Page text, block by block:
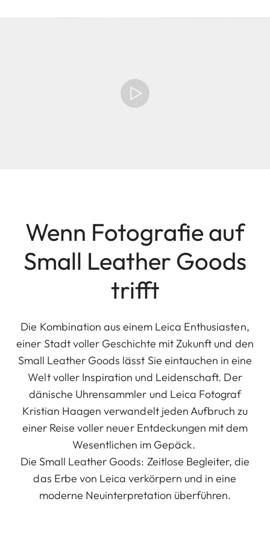
Wenn Fotografie auf
Small Leather Goods
trifft
Die Kombination aus einem Leica Enthusiasten,
einer Stadt voller Geschichte mit Zukunft und den
Small Leather Goods lässt Sie eintauchen in eine
Welt voller Inspiration und Leidenschaft. Der
dänische Uhrensammler und Leica Fotograf
Kristian Haagen verwandelt jeden Aufbruch zu
einer Reise voller neuer Entdeckungen mit dem
Wesentlichen im Gepäck.
Die Small Leather Goods: Zeitlose Begleiter, die
das Erbe von Leica verkörpern und in eine
moderne Neuinterpretation überführen.